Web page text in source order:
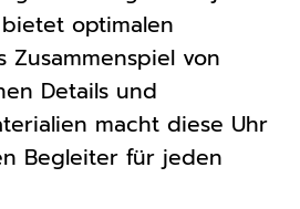
optimalen
Zusammenspiel von
Details und
macht diese Uhr
Begleiter für jeden